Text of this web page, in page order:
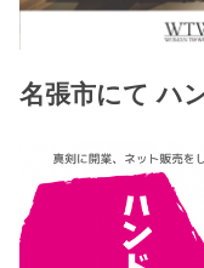
名張市にて ハ